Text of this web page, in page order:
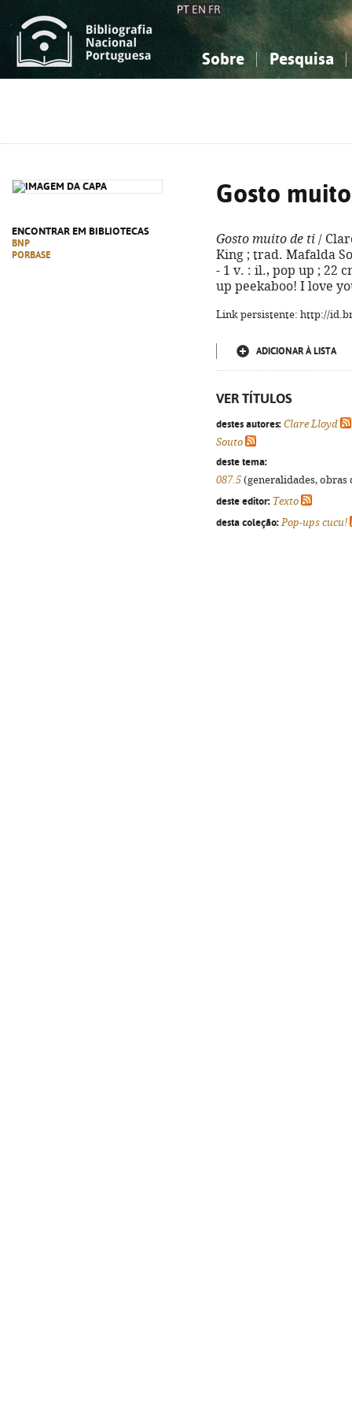
PT EN FR
Sobre Pesquisa
ENCONTRAR EM BIBLIOTECAS
BNP
PORBASE
Gosto
Gosto muito de ti /
King ; trad. Mafalda
- 1 v. : il., pop up ; 22
up peekaboo! I love
Link persistente: http://
ADICIONAR À LISTA
VER TÍTULOS
destes autores: Clare Lloyd
Souto
deste tema:
087.5 (generalidades,
deste editor: Texto
desta coleção: Pop-ups cucu!